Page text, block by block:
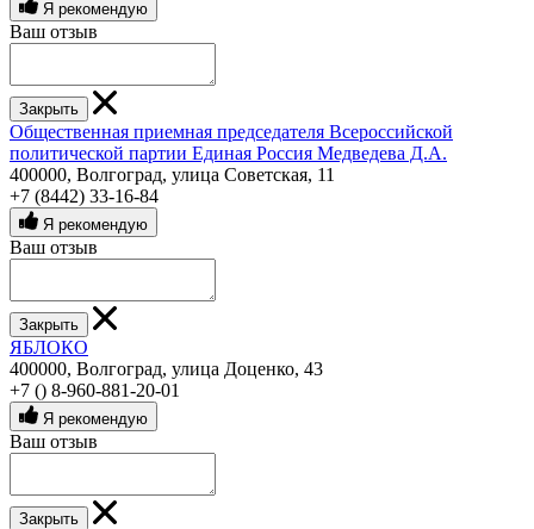
Я рекомендую
Ваш отзыв
Закрыть
Общественная приемная председателя Всероссийской
политической партии Единая Россия Медведева Д.А.
400000, Волгоград, улица Советская, 11
+7 (8442) 33-16-84
Я рекомендую
Ваш отзыв
Закрыть
ЯБЛОКО
400000, Волгоград, улица Доценко, 43
+7 () 8-960-881-20-01
Я рекомендую
Ваш отзыв
Закрыть